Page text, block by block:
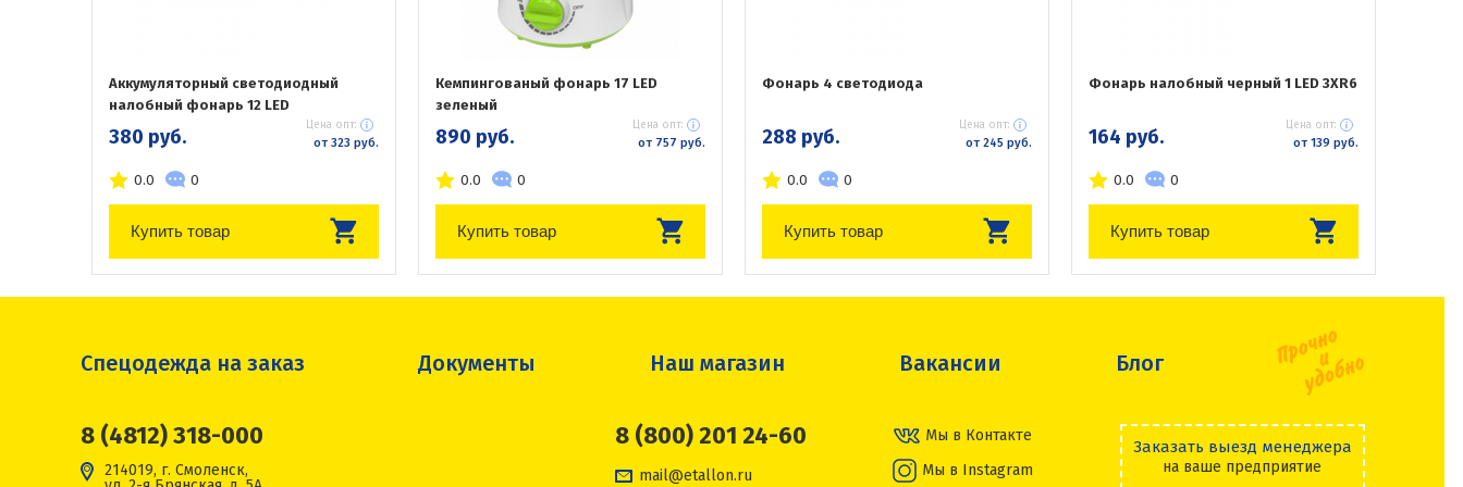
Аккумуляторный светодиодный
налобный фонарь 12 LED
380 руб. Цена опт:
от 323 руб.
0.0 0
Купить товар
Кемпингованый фонарь 17 LED
зеленый
890 руб. Цена опт:
от 757 руб.
0.0 0
Купить товар
Фонарь 4 светодиода
288 руб. Цена опт:
от 245 руб.
0.0 0
Купить товар
Фонарь налобный черный 1 LED 3XR6
164 руб. Цена опт:
от 139 руб.
0.0 0
Купить товар
Спецодежда на заказ Документы Наш магазин Вакансии Блог
8 (4812) 318-000
214019, г. Смоленск,
8 (800) 201 24-60
mail@etallon.ru
Мы в Контакте
Мы в Instagram
Заказать выезд менеджера
на ваше предприятие